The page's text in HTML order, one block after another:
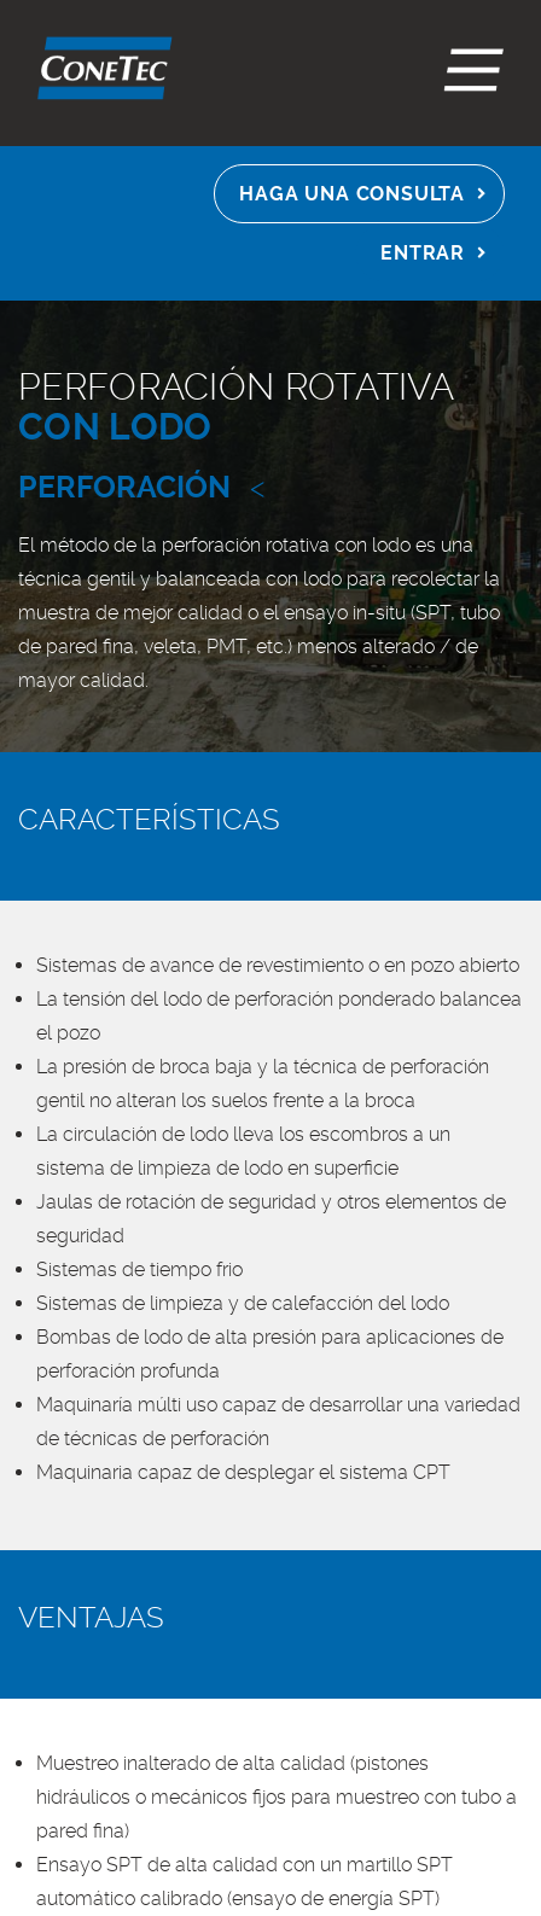
HAGA UNA CONSULTA
ENTRAR
PERFORACIÓN ROTATIVA
CON LODO
PERFORACIÓN <
El método de la perforación rotativa con lodo es una
técnica gentil y balanceada con lodo para recolectar la
muestra de mejor calidad o el ensayo in-situ (SPT, tubo
de pared fina, veleta, PMT, etc.) menos alterado / de
mayor calidad.
CARACTERÍSTICAS
Sistemas de avance de revestimiento o en pozo abierto
La tensión del lodo de perforación ponderado balancea
el pozo
La presión de broca baja y la técnica de perforación
gentil no alteran los suelos frente a la broca
La circulación de lodo lleva los escombros a un
sistema de limpieza de lodo en superficie
Jaulas de rotación de seguridad y otros elementos de
seguridad
Sistemas de tiempo frio
Sistemas de limpieza y de calefacción del lodo
Bombas de lodo de alta presión para aplicaciones de
perforación profunda
Maquinaría múlti uso capaz de desarrollar una variedad
de técnicas de perforación
Maquinaria capaz de desplegar el sistema CPT
VENTAJAS
Muestreo inalterado de alta calidad (pistones
hidráulicos o mecánicos fijos para muestreo con tubo a
pared fina)
Ensayo SPT de alta calidad con un martillo SPT
automático calibrado (ensayo de energía SPT)